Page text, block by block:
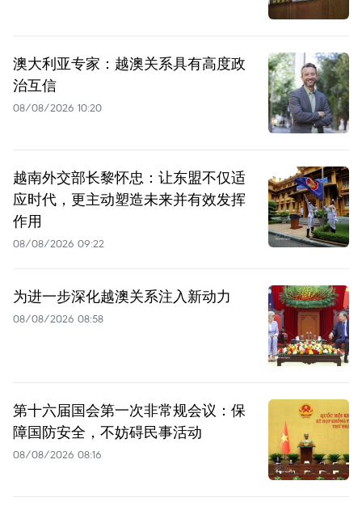
澳大利亚专家：越澳关系具有高度政
治互信
08/08/2026 10:20
越南外交部长黎怀忠：让东盟不仅适
应时代，更主动塑造未来并有效发挥
作用
08/08/2026 09:22
为进一步深化越澳关系注入新动力
08/08/2026 08:58
第十六届国会第一次非常规会议：保
障国防安全，不妨碍民事活动
08/08/2026 08:16